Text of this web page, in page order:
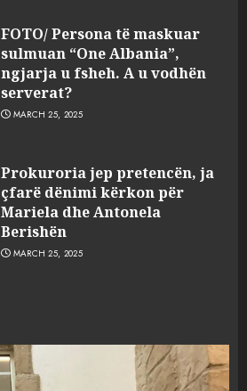
FOTO/ Persona të maskuar
sulmuan “One Albania”,
ngjarja u fsheh. A u vodhën
serverat?
MARCH 25, 2025
Prokuroria jep pretencën, ja
çfarë dënimi kërkon për
Mariela dhe Antonela
Berishën
MARCH 25, 2025